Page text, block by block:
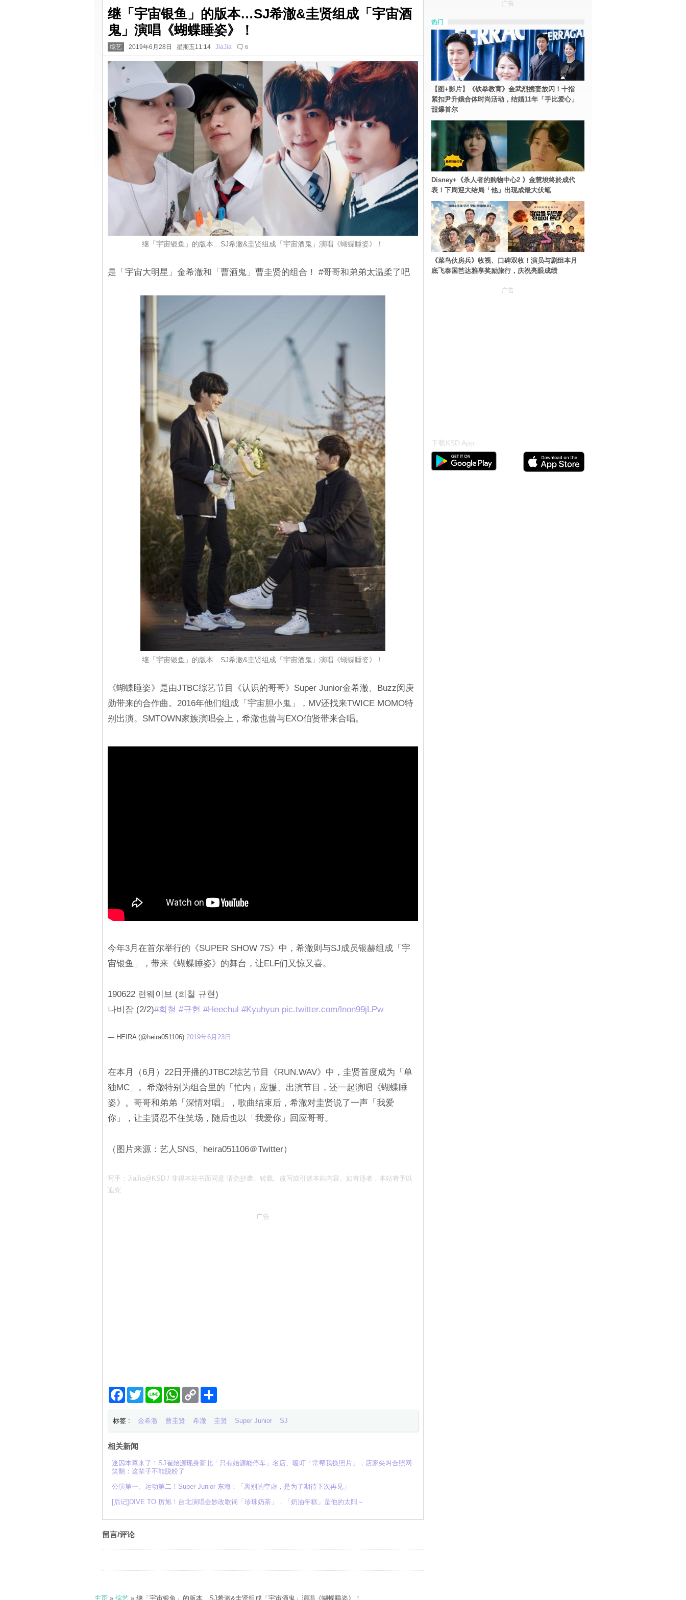
继「宇宙银鱼」的版本…SJ希澈&圭贤组成「宇宙酒
鬼」演唱《蝴蝶睡姿》！
综艺 2019年6月28日 星期五11:14 JiaJia 6
继「宇宙银鱼」的版本…SJ希澈&圭贤组成「宇宙酒鬼」演唱《蝴蝶睡姿》！
是「宇宙大明星」金希澈和「曹酒鬼」曹圭贤的组合！ #哥哥和弟弟太温柔了吧
继「宇宙银鱼」的版本…SJ希澈&圭贤组成「宇宙酒鬼」演唱《蝴蝶睡姿》！
《蝴蝶睡姿》是由JTBC综艺节目《认识的哥哥》Super Junior金希澈、Buzz闵庚
勋带来的合作曲。2016年他们组成「宇宙胆小鬼」，MV还找来TWICE MOMO特
别出演。SMTOWN家族演唱会上，希澈也曾与EXO伯贤带来合唱。
今年3月在首尔举行的《SUPER SHOW 7S》中，希澈则与SJ成员银赫组成「宇
宙银鱼」，带来《蝴蝶睡姿》的舞台，让ELF们又惊又喜。
190622 런웨이브 (희철 규현)
나비잠 (2/2)#희철 #규현 #Heechul #Kyuhyun pic.twitter.com/lnon99jLPw
— HEIRA (@heira051106) 2019年6月23日
在本月（6月）22日开播的JTBC2综艺节目《RUN.WAV》中，圭贤首度成为「单
独MC」。希澈特别为组合里的「忙内」应援、出演节目，还一起演唱《蝴蝶睡
姿》。哥哥和弟弟「深情对唱」，歌曲结束后，希澈对圭贤说了一声「我爱
你」，让圭贤忍不住笑场，随后也以「我爱你」回应哥哥。
（图片来源：艺人SNS、heira051106＠Twitter）
写手：JiaJia@KSD / 非得本站书面同意 请勿抄袭、转载、改写或引述本站内容。如有违者，本站将予以
追究
广告
Facebook
TwitterLine WhatsApp
Copy
Link
分
标签 : 金希澈 曹圭贤 希澈 圭贤 Super Junior SJ
相关新闻
迷因本尊来了！SJ崔始源现身新北「只有始源能停车」名店、暖叮「常帮我换照片」，店家尖叫合照网
笑翻：这辈子不能脱粉了
公演第一、运动第二！Super Junior 东海：「离别的空虚，是为了期待下次再见」
[后记]DIVE TO 厉旭！台北演唱会妙改歌词「珍珠奶茶」，「奶油年糕」是他的太阳～
留言/评论
广告
热门
【图+影片】《铁拳教育》金武烈携妻放闪！十指
紧扣尹升娥合体时尚活动，结婚11年「手比爱心」
甜爆首尔
Disney+《杀人者的购物中心2 》金慧埈终於成代
表！下周迎大结局「他」出现成最大伏笔
《菜鸟伙房兵》收视、口碑双收！演员与剧组本月
底飞泰国芭达雅享奖励旅行，庆祝亮眼成绩
广告
下载KSD App
主页» 综艺» 继「宇宙银鱼」的版本…SJ希澈&圭贤组成「宇宙酒鬼」演唱《蝴蝶睡姿》！